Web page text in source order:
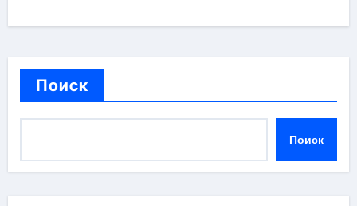
Поиск
Поиск